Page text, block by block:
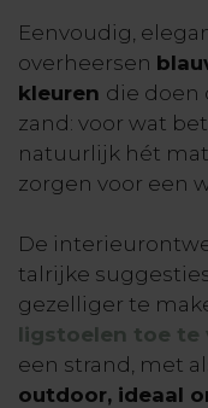
Eenvoudig,
overheersen
kleuren die doen
zand: voor wat
natuurlijk hét
zorgen voor een
De
talrijke
gezelliger te
ligstoelen toe te
een strand, met
outdoor, ideaal